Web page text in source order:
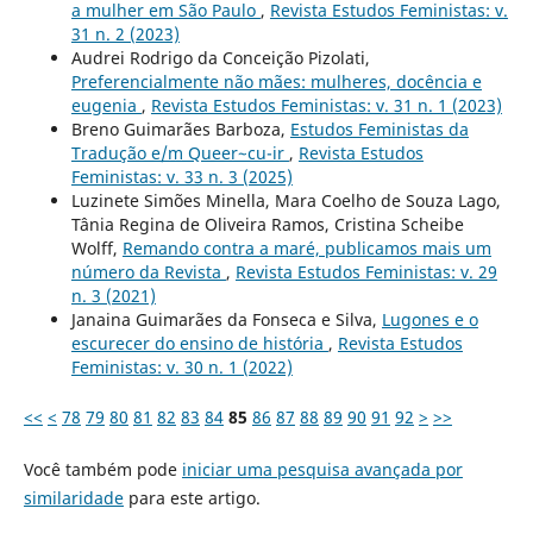
a mulher em São Paulo , Revista Estudos Feministas: v.
31 n. 2 (2023)
Audrei Rodrigo da Conceição Pizolati,
Preferencialmente não mães: mulheres, docência e
eugenia , Revista Estudos Feministas: v. 31 n. 1 (2023)
Breno Guimarães Barboza, Estudos Feministas da
Tradução e/m Queer~cu-ir , Revista Estudos
Feministas: v. 33 n. 3 (2025)
Luzinete Simões Minella, Mara Coelho de Souza Lago,
Tânia Regina de Oliveira Ramos, Cristina Scheibe
Wolff, Remando contra a maré, publicamos mais um
número da Revista , Revista Estudos Feministas: v. 29
n. 3 (2021)
Janaina Guimarães da Fonseca e Silva, Lugones e o
escurecer do ensino de história , Revista Estudos
Feministas: v. 30 n. 1 (2022)
<< < 78 79 80 81 82 83 84 85 86 87 88 89 90 91 92 > >>
Você também pode iniciar uma pesquisa avançada por
similaridadepara este artigo.